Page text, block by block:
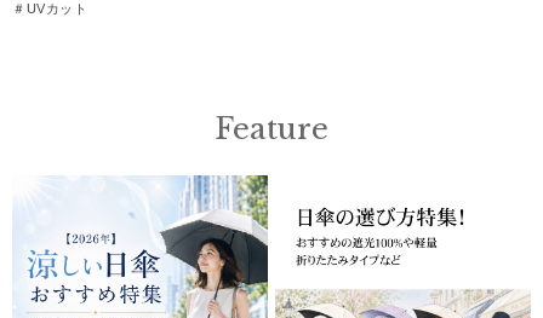
＃UVカット
Feature